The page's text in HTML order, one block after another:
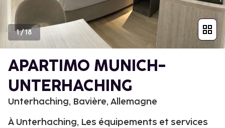
1/18
APARTIMO MUNICH-
UNTERHACHING
Unterhaching, Bavière, Allemagne
À Unterhaching, Les équipements et services